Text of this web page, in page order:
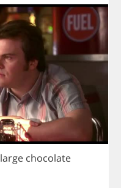
large chocolate